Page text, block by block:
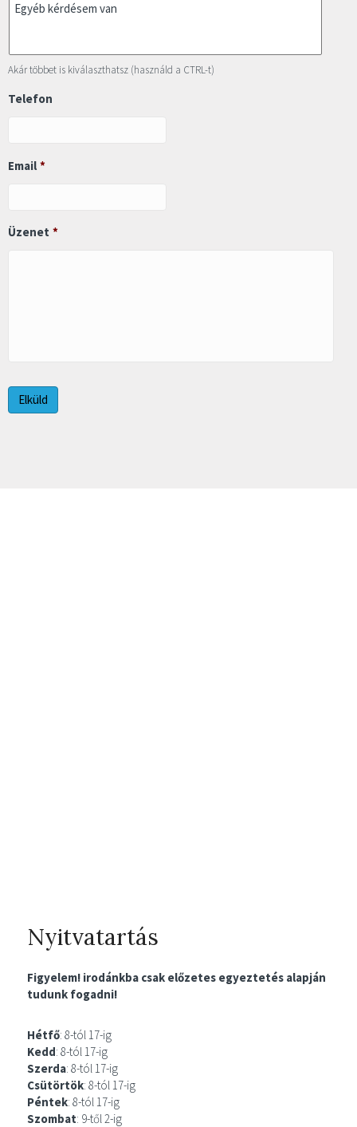
Akár többet is kiválaszthatsz (használd a CTRL-t)
Telefon
Email *
Üzenet *
Nyitvatartás
Figyelem! irodánkba csak előzetes egyeztetés alapján
tudunk fogadni!
Hétfő: 8-tól 17-ig
Kedd: 8-tól 17-ig
Szerda: 8-tól 17-ig
Csütörtök: 8-tól 17-ig
Péntek: 8-tól 17-ig
Szombat: 9-től 2-ig